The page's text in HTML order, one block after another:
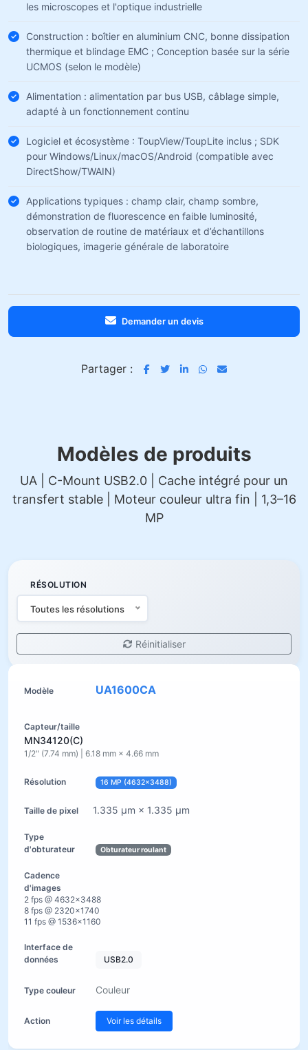
les microscopes et l'optique industrielle
Construction : boîtier en aluminium CNC, bonne dissipation
thermique et blindage EMC ; Conception basée sur la série
UCMOS (selon le modèle)
Alimentation : alimentation par bus USB, câblage simple,
adapté à un fonctionnement continu
Logiciel et écosystème : ToupView/ToupLite inclus ; SDK
pour Windows/Linux/macOS/Android (compatible avec
DirectShow/TWAIN)
Applications typiques : champ clair, champ sombre,
démonstration de fluorescence en faible luminosité,
observation de routine de matériaux et d’échantillons
biologiques, imagerie générale de laboratoire
Demander un devis
Partager :
Modèles de produits
UA | C-Mount USB2.0 | Cache intégré pour un
transfert stable | Moteur couleur ultra fin | 1,3–16
MP
RÉSOLUTION
Toutes les résolutions
Réinitialiser
UA1600CA
MN34120(C)
1/2" (7.74 mm) | 6.18 mm × 4.66 mm
16 MP (4632×3488)
1.335 µm × 1.335 µm
Obturateur roulant
2 fps @ 4632×3488
8 fps @ 2320×1740
11 fps @ 1536×1160
USB2.0
Couleur
Voir les détails